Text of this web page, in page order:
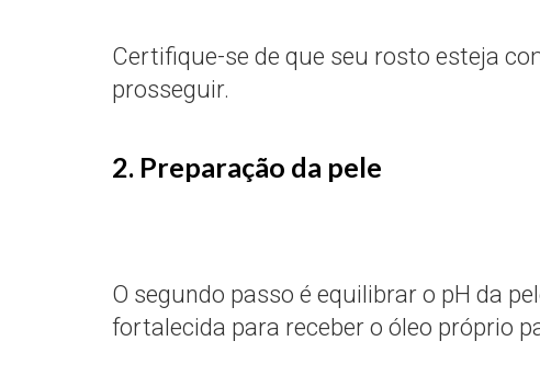
Certifique-se de que seu rosto esteja
prosseguir.
2. Preparação da pele
O segundo passo é equilibrar o pH da
fortalecida para receber o óleo próprio